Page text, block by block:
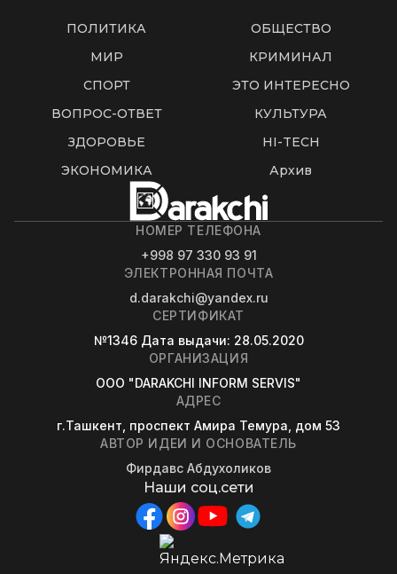
ПОЛИТИКА
ОБЩЕСТВО
МИР
КРИМИНАЛ
СПОРТ
ЭТО ИНТЕРЕСНО
ВОПРОС-ОТВЕТ
КУЛЬТУРА
ЗДОРОВЬЕ
HI-TECH
ЭКОНОМИКА
Архив
НОМЕР ТЕЛЕФОНА
+998 97 330 93 91
ЭЛЕКТРОННАЯ ПОЧТА
d.darakchi@yandex.ru
СЕРТИФИКАТ
№1346 Дата выдачи: 28.05.2020
ОРГАНИЗАЦИЯ
OOO "DARAKCHI INFORM SERVIS"
АДРЕС
г.Ташкент, проспект Амира Темура, дом 53
АВТОР ИДЕИ И ОСНОВАТЕЛЬ
Фирдавс Абдухоликов
Наши соц.сети